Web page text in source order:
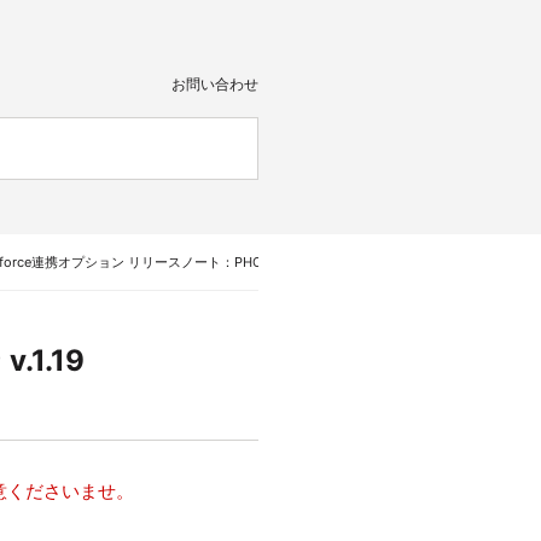
お問い合わせ
連携オプション リリースノート：PHONE APPLI PEOPLE Salesforce連携オプション
ださいませ。